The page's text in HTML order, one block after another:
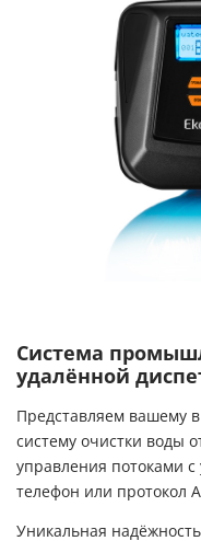
Система
удалённой
Представляем вашему
систему очистки воды
управления потоками
телефон или протокол
Уникальная